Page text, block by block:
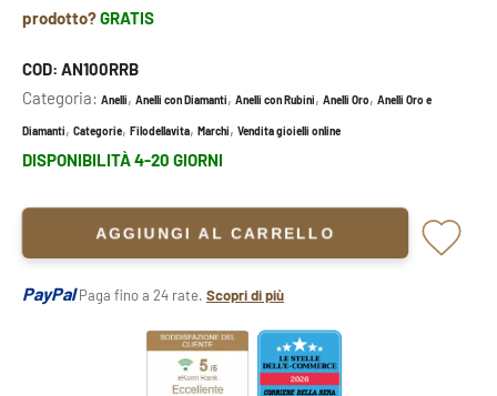
prodotto?GRATIS
COD: AN100RRB
Categoria: Anelli, Anelli con Diamanti, Anelli con Rubini, Anelli Oro, Anelli Oro e
Diamanti, Categorie, Filodellavita, Marchi, Vendita gioielli online
DISPONIBILITÀ 4-20 GIORNI
AGGIUNGI AL CARRELLO
PayPal Paga fino a 24 rate. Scopri di più